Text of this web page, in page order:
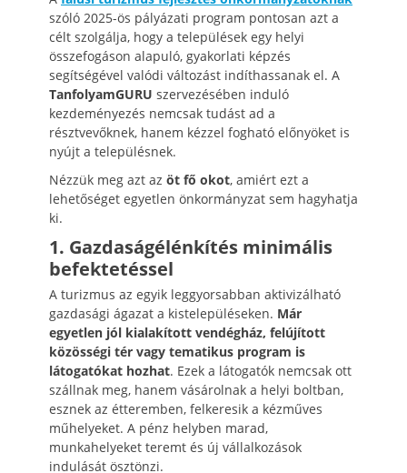
szóló 2025-ös pályázati program pontosan azt a
célt szolgálja, hogy a települések egy helyi
összefogáson alapuló, gyakorlati képzés
segítségével valódi változást indíthassanak el. A
TanfolyamGURU szervezésében induló
kezdeményezés nemcsak tudást ad a
résztvevőknek, hanem kézzel fogható előnyöket is
nyújt a településnek.
Nézzük meg azt az öt fő okot, amiért ezt a
lehetőséget egyetlen önkormányzat sem hagyhatja
ki.
1. Gazdaságélénkítés minimális
befektetéssel
A turizmus az egyik leggyorsabban aktivizálható
gazdasági ágazat a kistelepüléseken. Már
egyetlen jól kialakított vendégház, felújított
közösségi tér vagy tematikus program is
látogatókat hozhat. Ezek a látogatók nemcsak ott
szállnak meg, hanem vásárolnak a helyi boltban,
esznek az étteremben, felkeresik a kézműves
műhelyeket. A pénz helyben marad,
munkahelyeket teremt és új vállalkozások
indulását ösztönzi.